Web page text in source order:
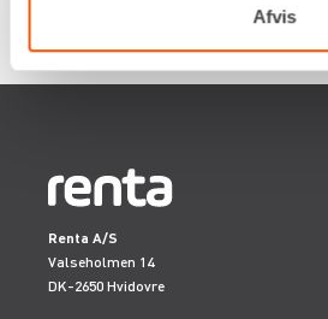
Afvis
samlet
på basis af150
Renta A/S
Valseholmen 14
DK-2650 Hvidovre